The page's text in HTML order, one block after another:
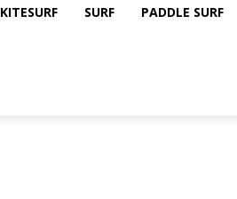
KITESURF SURF PADDLE SURF